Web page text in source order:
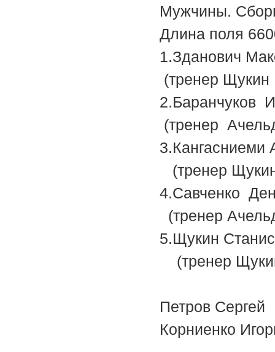
Мужчины.
Длина поля
(тренер
(тренер
(тренер
(тренер
5.Щукин
(тренер
Петров